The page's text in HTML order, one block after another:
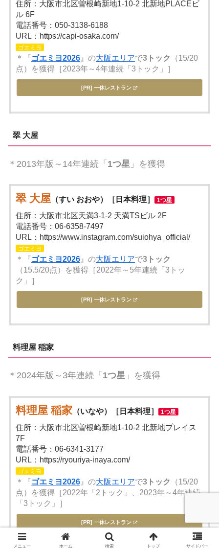
住所：大阪市北区曽根崎新地1-10-2 北新地PLACEビ
ル 6F
電話番号：050-3138-6188
URL：https://capi-osaka.com/
ゴエミヨ
＊『 ゴエミヨ2026 』の大阪エリアで3トック
（15/20
点）を獲得［2023年～4年連続「3トック」］
[PR] 一休レストラン
翠 大屋
＊2013年版～14年連続「 1つ星 」を獲得
翠 大屋 （すい おおや）［日本料理］ 1つ星
住所：大阪市北区天満3-1-2 天満TSビル 2F
電話番号：06-6358-7497
URL：https://www.instagram.com/suiohya_official/
ゴエミヨ
＊『 ゴエミヨ2026 』の大阪エリアで3トック
（15.5/20点）を獲得［2022年～5年連続「3トッ
ク」］
[PR] 一休レストラン
料理屋 稲家
＊2024年版～3年連続「 1つ星 」を獲得
料理屋 稲家 （いなや）［日本料理］ 1つ星
住所：大阪市北区曽根崎新地1-10-2 北新地プレイス
7F
電話番号：06-6341-3177
URL：https://ryouriya-inaya.com/
ゴエミヨ
＊『 ゴエミヨ2026 』の大阪エリアで3トック
（15/20
点）を獲得［2022年「2トック」、2023年～4年連続
「3トック」］
[PR] 一休レストラン
メニュー ホーム 検索 トップ サイドバー